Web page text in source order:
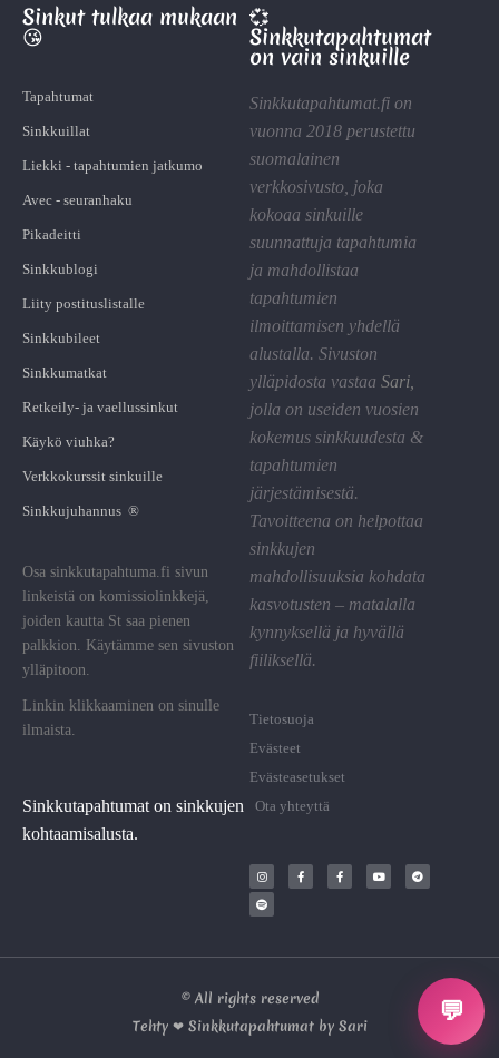
💬
Sinkut tulkaa mukaan
😘
Tapahtumat
Sinkkuillat
Liekki - tapahtumien jatkumo
Avec - seuranhaku
Pikadeitti
Sinkkublogi
Liity postituslistalle
Sinkkubileet
Sinkkumatkat
Retkeily- ja vaellussinkut
Käykö viuhka?
Verkkokurssit sinkuille
Sinkkujuhannus ®
Osa sinkkutapahtuma.fi sivun
linkeistä on komissiolinkkejä,
joiden kautta St saa pienen
palkkion. Käytämme sen sivuston
ylläpitoon.
Linkin klikkaaminen on sinulle
ilmaista.
Sinkkutapahtumat on sinkkujen
kohtaamisalusta.
💞
Sinkkutapahtumat
on vain sinkuille
Sinkkutapahtumat.fi on
vuonna 2018 perustettu
suomalainen
verkkosivusto, joka
kokoaa sinkuille
suunnattuja tapahtumia
ja mahdollistaa
tapahtumien
ilmoittamisen yhdellä
alustalla. Sivuston
ylläpidosta vastaa Sari
jolla on useiden vuosien
kokemus sinkkuudesta &
tapahtumien
järjestämisestä.
Tavoitteena on helpottaa
sinkkujen
mahdollisuuksia kohdata
kasvotusten – matalalla
kynnyksellä ja hyvällä
fiiliksellä.
Tietosuoja
Evästeet
Evästeasetukset
Ota yhteyttä
© All rights reserved
Tehty ❤ Sinkkutapahtumat by Sari